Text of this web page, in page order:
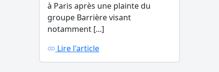
à Paris après une plainte du
groupe Barrière visant
notamment [...]
Lire l'article